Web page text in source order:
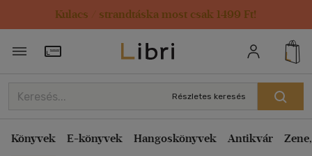
Kulacs / strandtáska most csak 1499 Ft!
Törzsvásárlói Kártya adatai
Részletes keresés
Könyvek E-könyvek Hangoskönyvek Antikvár